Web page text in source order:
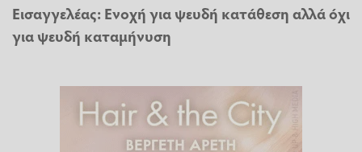
Εισαγγελέας: Ενοχή για ψευδή κατάθεση αλλά όχι
για ψευδή καταμήνυση